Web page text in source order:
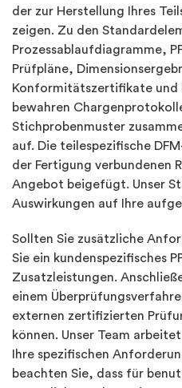
der zur Herstellung Ihres
zeigen. Zu den
Prozessablaufdiagramme,
Prüfpläne,
Konformitätszertifikate und
bewahren
Stichprobenmuster
auf. Die teilespezifische
der Fertigung verbundenen
Angebot beigefügt. Unser
Auswirkungen auf Ihre
Sollten Sie zusätzliche
Sie ein kundenspezifisches
Zusatzleistungen.
einem
externen zertifizierten
können. Unser Team
Ihre spezifischen
beachten Sie, dass für